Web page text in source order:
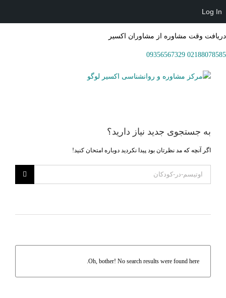
دریافت وقت مشاوره از مشاوران اکسیر
02188078585
09356567329
Log In
به جستجوی جديد نياز داريد؟
اگر آنچه که مد نظرتان بود پیدا نکردید دوباره امتحان کنید!
Oh, bother! No search results were found here.